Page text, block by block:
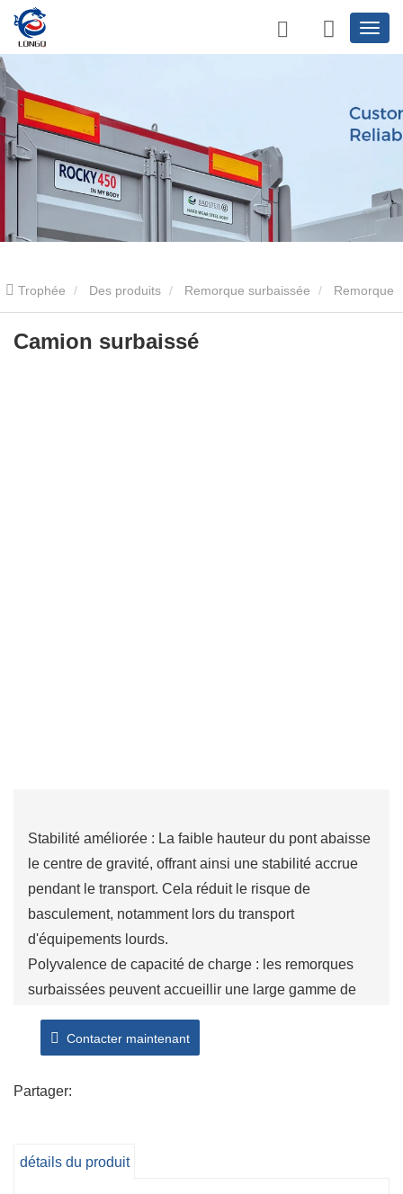
Trophée Des produits Remorque surbaissée Remorque
surbaissée à 4 essieux Camion surbaissé
Camion surbaissé
Stabilité améliorée : La faible hauteur du pont abaisse
le centre de gravité, offrant ainsi une stabilité accrue
pendant le transport. Cela réduit le risque de
basculement, notamment lors du transport
d'équipements lourds.
Polyvalence de capacité de charge : les remorques
surbaissées peuvent accueillir une large gamme de
engins de construction, des équipements industriels et
Facilité de chargement et de déchargement : La
équipements lourds à l'aide de rampes ou de grues,
Contacter maintenant
Partager:
détails du produit